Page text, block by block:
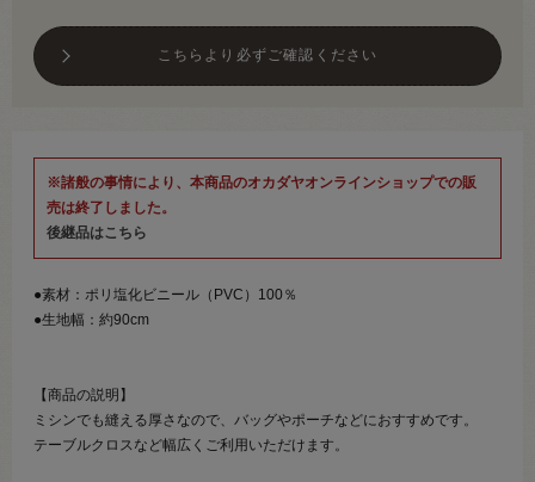
こちらより必ずご確認ください
※諸般の事情により、本商品のオカダヤオンラインショップでの販
売は終了しました。
後継品はこちら
●素材：ポリ塩化ビニール（PVC）100％
●生地幅：約90cm
【商品の説明】
ミシンでも縫える厚さなので、バッグやポーチなどにおすすめです。
テーブルクロスなど幅広くご利用いただけます。